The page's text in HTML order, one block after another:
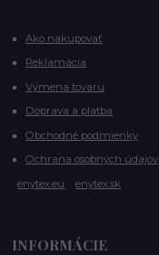
Ako nakupovať
Reklamácia
Výmena tovaru
Doprava a platba
Obchodné podmienky
Ochrana osobných údajov
enytex.eu
enytex.sk
INFORMÁCIE